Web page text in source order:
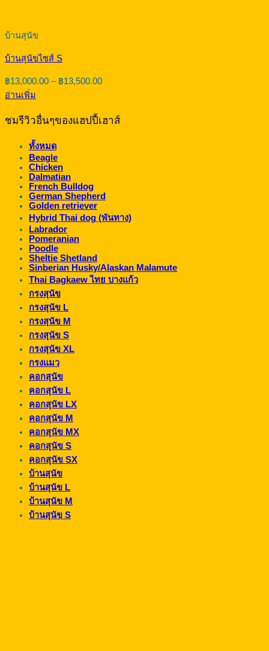
บ้านสุนัข
บ้านสุนัขไซส์ S
฿13,000.00 – ฿13,500.00Price
฿13,500.00
อ่านเพิ่ม
ชมรีวิวอื่นๆของแฮปปี้เฮาส์
ทั้งหมด
Beagle
Chicken
Dalmatian
French Bulldog
German Shepherd
Golden retriever
Hybrid Thai dog (พันทาง)
Labrador
Pomeranian
Poodle
Sheltie Shetland
Sinberian Husky/Alaskan Malamute
Thai Bagkaew ไทย บางแก้ว
กรงสุนัข
กรงสุนัข L
กรงสุนัข M
กรงสุนัข S
กรงสุนัข XL
กรงแมว
คอกสุนัข
คอกสุนัข L
คอกสุนัข LX
คอกสุนัข M
คอกสุนัข MX
คอกสุนัข S
คอกสุนัข SX
บ้านสุนัข
บ้านสุนัข L
บ้านสุนัข M
บ้านสุนัข S